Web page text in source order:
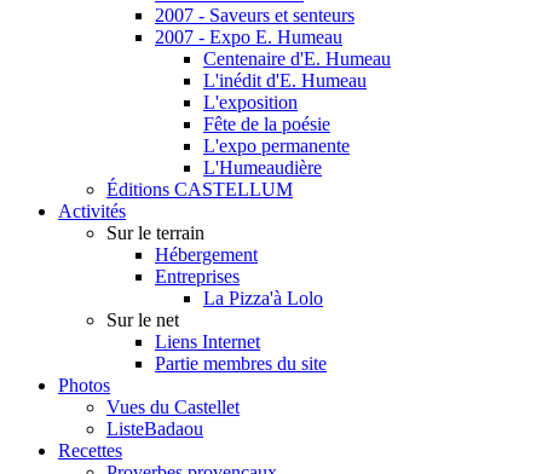
2007 - Saveurs et senteurs
2007 - Expo E. Humeau
Centenaire d'E. Humeau
L'inédit d'E. Humeau
L'exposition
Fête de la poésie
L'expo permanente
L'Humeaudière
Éditions CASTELLUM
Activités
Sur le terrain
Hébergement
Entreprises
La Pizza'à Lolo
Sur le net
Liens Internet
Partie membres du site
Photos
Vues du Castellet
ListeBadaou
Recettes